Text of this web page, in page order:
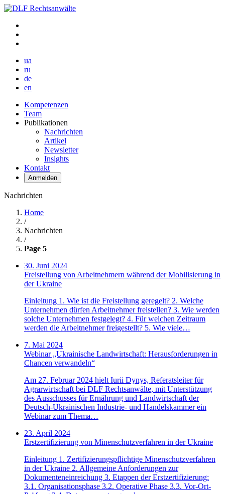
ua
ru
de
en
Kompetenzen
Team
Publikationen
Nachrichten
Artikel
Newsletter
Insights
Kontakt
Anmelden
Nachrichten
Home
/
Nachrichten
/
Page 5
30. Juni 2024
Freistellung von Arbeitnehmern während der Mobilisierung in
der Ukraine
Einleitung 1. Wie ist die Freistellung geregelt? 2. Welche
Unternehmen dürfen Arbeitnehmer freistellen? 3. Wie werden
solche Unternehmen festgelegt? 4. Für welchen Zeitraum
werden die Arbeitnehmer freigestellt? 5. Wie viele…
7. Mai 2024
Webinar „Ukrainische Landwirtschaft: Herausforderungen in
Chancen verwandeln“
Am 27. Februar 2024 hielt Iurii Dynys, Referatsleiter für
Agrarwirtschaft bei DLF Rechtsanwälte, mit Unterstützung
des Ausschusses für Ernährung und Landwirtschaft der
Deutsch-Ukrainischen Industrie- und Handelskammer ein
Webinar zum Thema…
23. April 2024
Erstzertifizierung von Minenschutzverfahren in der Ukraine
Einleitung 1. Zertifizierungspflichtige Minenschutzverfahren
in der Ukraine 2. Allgemeine Anforderungen zur
Dokumenteneinreichung 3. Etappen der Erstzertifizierung:
3.1. Organisationsphase 3.2. Operative Phase 3.3. Vor-Ort-